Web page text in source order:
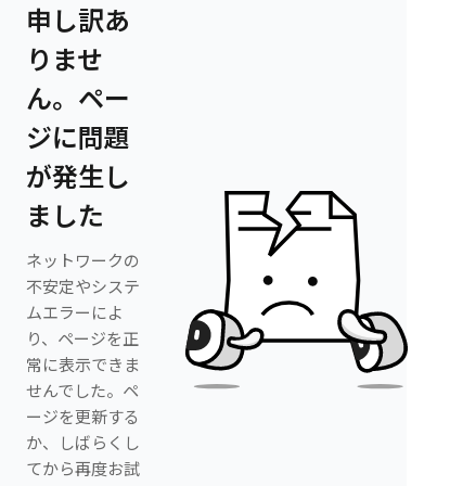
申し訳あ
りませ
ん。ペー
ジに問題
が発生し
ました
ネットワークの
不安定やシステ
ムエラーによ
り、ページを正
常に表示できま
せんでした。ペ
ージを更新する
か、しばらくし
てから再度お試